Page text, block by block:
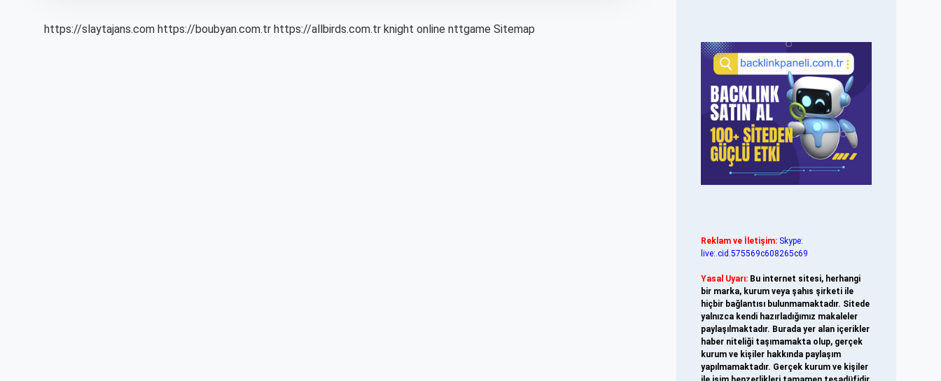
https://slaytajans.com https://boubyan.com.tr https://allbirds.com.tr knight online nttgame Sitemap
Reklam ve İletişim: Skype:
live:.cid.575569c608265c69
Yasal Uyarı: Bu internet sitesi, herhangi
bir marka, kurum veya şahıs şirketi ile
hiçbir bağlantısı bulunmamaktadır. Sitede
yalnızca kendi hazırladığımız makaleler
paylaşılmaktadır. Burada yer alan içerikler
haber niteliği taşımamakta olup, gerçek
kurum ve kişiler hakkında paylaşım
yapılmamaktadır. Gerçek kurum ve kişiler